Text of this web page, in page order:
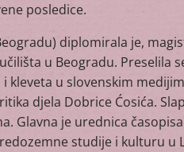
posledice.
diplomirala je,
u Beogradu. Preselila
kleveta u slovenskim
djela Dobrice Ćosića.
Glavna je urednica
studije i kulturu u